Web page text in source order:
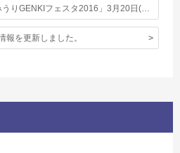
報を更新しました。